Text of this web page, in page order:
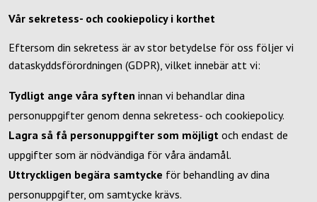
Vår sekretess- och cookiepolicy i korthet
Eftersom din sekretess är av stor betydelse för oss följer vi
dataskyddsförordningen (GDPR), vilket innebär att vi:
Tydligt ange våra syften innan vi behandlar dina
personuppgifter genom denna sekretess- och cookiepolicy.
Lagra så få personuppgifter som möjligt och endast de
uppgifter som är nödvändiga för våra ändamål.
Uttryckligen begära samtycke för behandling av dina
personuppgifter, om samtycke krävs.